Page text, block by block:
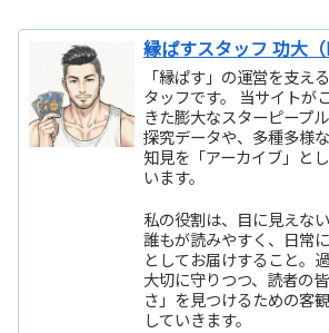
縁ぱすスタッフ 功大（
「縁ぱす」の運営を支え
タッフです。 当サイトが
きた膨大なスターピープ
探究データや、多種多様
知見を「アーカイブ」と
います。
私の役割は、目に見えな
誰もが読みやすく、日常
としてお届けすること。
大切に守りつつ、読者の
さ」を見つけるための客
していきます。